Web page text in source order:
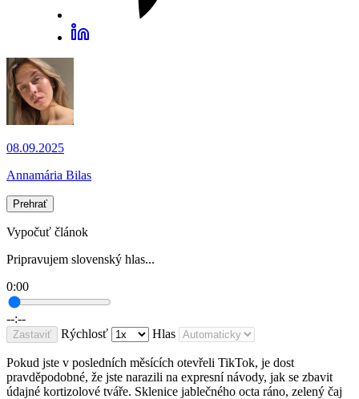
08.09.2025
Annamária Bilas
Prehrať
Vypočuť článok
Pripravujem slovenský hlas...
0:00
--:--
Zastaviť Rýchlosť Hlas
Pokud jste v posledních měsících otevřeli TikTok, je dost
pravděpodobné, že jste narazili na expresní návody, jak se zbavit
údajné kortizolové tváře. Sklenice jablečného octa ráno, zelený čaj